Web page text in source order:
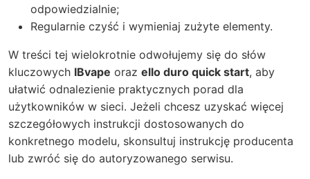
odpowiedzialnie;
Regularnie czyść i wymieniaj zużyte elementy.
W treści tej wielokrotnie odwołujemy się do słów
kluczowych IBvape oraz ello duro quick start, aby
ułatwić odnalezienie praktycznych porad dla
użytkowników w sieci. Jeżeli chcesz uzyskać więcej
szczegółowych instrukcji dostosowanych do
konkretnego modelu, skonsultuj instrukcję producenta
lub zwróć się do autoryzowanego serwisu.